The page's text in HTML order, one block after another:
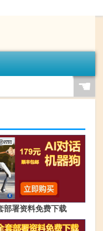
☚
部署资料免费下载